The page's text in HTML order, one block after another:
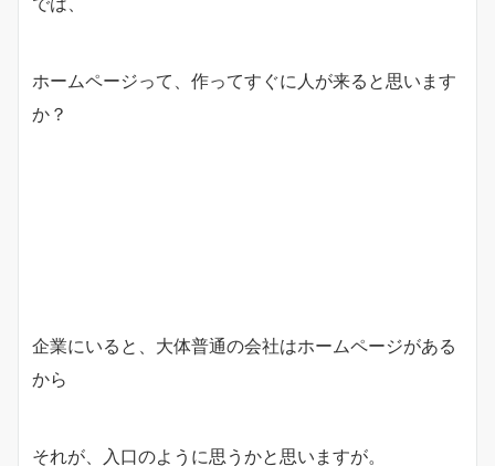
ホームページって、作ってすぐに人が来ると思います
か？
企業にいると、大体普通の会社はホームページがある
から
それが、入口のように思うかと思いますが。